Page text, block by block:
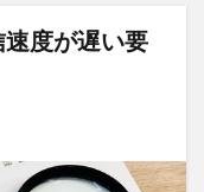
度が遅い要
動画解析